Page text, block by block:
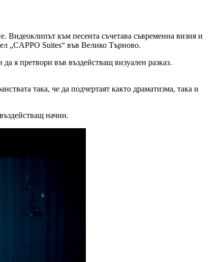
Видеоклипът към песента съчетава съвременна визия и
„CAPPO Suites“ във Велико Търново.
я претвори във въздействащ визуален разказ.
така, че да подчертаят както драматизма, така и
начин.